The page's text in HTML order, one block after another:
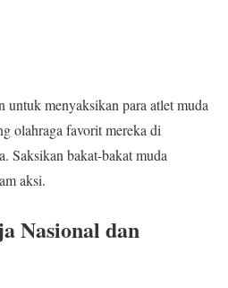
untuk menyaksikan para atlet muda
olahraga favorit mereka di
Saksikan bakat-bakat muda
aksi.
Nasional dan